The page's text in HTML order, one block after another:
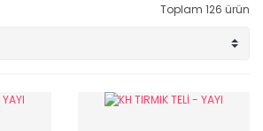
Toplam 126 ürün